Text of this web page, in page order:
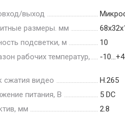
выход
размеры. мм
подсветки, м
10
рабочих температур,
-
сжатия видео
H.265
питания, В
5 DC
мм
2.8